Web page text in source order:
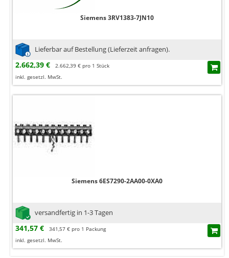
Siemens 3RV1383-7JN10
Lieferbar auf Bestellung (Lieferzeit anfragen).
2.662,39 €
2.662,39 € pro 1 Stück
inkl. gesetzl. MwSt.
Siemens 6ES7290-2AA00-0XA0
versandfertig in 1-3 Tagen
341,57 €
341,57 € pro 1 Packung
inkl. gesetzl. MwSt.